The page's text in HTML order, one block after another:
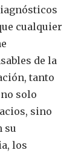
cualquier
de la
tanto
solo
sino
su
los